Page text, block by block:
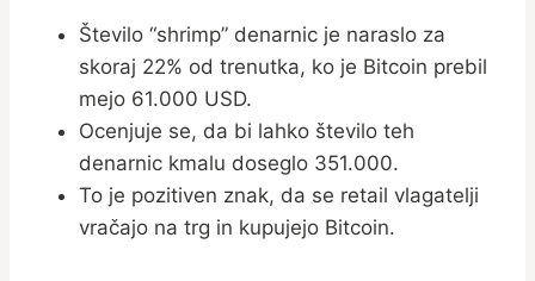
Število “shrimp” denarnic je naraslo za
skoraj 22% od trenutka, ko je Bitcoin prebil
mejo 61.000 USD.
Ocenjuje se, da bi lahko število teh
denarnic kmalu doseglo 351.000.
To je pozitiven znak, da se retail vlagatelji
vračajo na trg in kupujejo Bitcoin.